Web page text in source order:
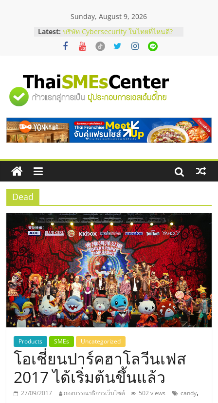
Sunday, August 9, 2026
Latest: บริษัท Cybersecurity ในไทยที่ไหนดี?
วิธีเลือกผู้ให้บริการให้คุ้มค่าและตอบ
โจทย์ธุรกิจ
สัมมนาออนไลน์ โอกาสบริหารสถานี
บริการน้ำมัน Shell
สัมมนาลงทุน แฟรนไชส์ยอนนี่
ไชส์ ครั้งที่ 8
ร้านเครื่องเสียงคุณภาพสูง พร้อม
โซลูชันระบบภาพและเสียง
"ศูนย์
รวม
ข้อมูล
ธุรกิจ
SME
แห่ง
ประเทศไทย,
ThaiSMEsCenter,
รวม
ธุรกิจ
เอ
ส
Dead
Products SMEs Uncategorized
โอเชี่ยนปาร์คฮาโลวีนเฟส
2017 ได้เริ่มต้นขึ้นแล้ว
27/09/2017 กองบรรณาธิการเว็บไซต์ 502 views candy,